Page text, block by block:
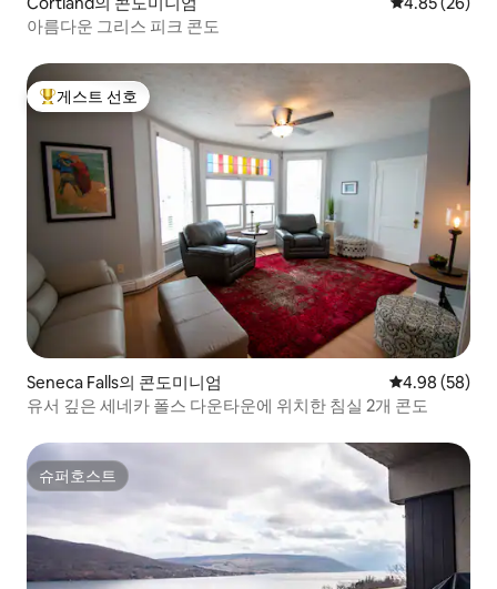
아름다운 그리스 피크 콘도
상위 게스트 선호
게스트 선호
Seneca Falls의 콘도미니엄 평점 4.98점(5
4.98 (58)
유서 깊은 세네카 폴스 다운타운에 위치한 침실 2개 콘도
슈퍼호스트
슈퍼호스트